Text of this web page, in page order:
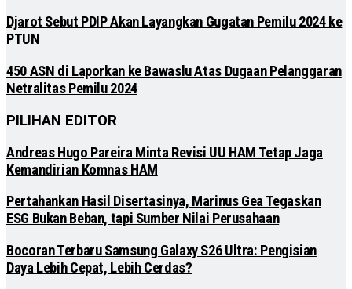
Djarot Sebut PDIP Akan Layangkan Gugatan Pemilu 2024 ke
PTUN
450 ASN di Laporkan ke Bawaslu Atas Dugaan Pelanggaran
Netralitas Pemilu 2024
PILIHAN EDITOR
Andreas Hugo Pareira Minta Revisi UU HAM Tetap Jaga
Kemandirian Komnas HAM
Pertahankan Hasil Disertasinya, Marinus Gea Tegaskan
ESG Bukan Beban, tapi Sumber Nilai Perusahaan
Bocoran Terbaru Samsung Galaxy S26 Ultra: Pengisian
Daya Lebih Cepat, Lebih Cerdas?